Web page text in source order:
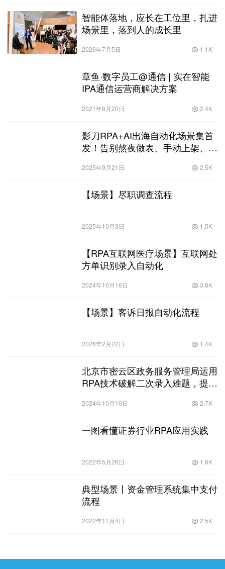
智能体落地，应长在工位里，扎进
场景里，落到人的成长里
2026年7月5日 1.1K
章鱼·数字员工@通信 | 实在智能
IPA通信运营商解决方案
2021年8月20日 2.4K
影刀RPA+AI出海自动化场景集首
发！告别熬夜做表、手动上架、广
2025年9月21日 2.5K
【场景】尽职调查流程
2025年10月3日 1.5K
【RPA互联网医疗场景】互联网处
方单识别录入自动化
2024年10月16日 3.8K
【场景】客诉日报自动化流程
2026年2月22日 1.4K
北京市密云区政务服务管理局运用
RPA技术破解二次录入难题，提高
2024年10月10日 2.7K
一图看懂证券行业RPA应用实践
2022年5月26日 1.6K
典型场景丨资金管理系统集中支付
流程
2022年11月4日 2.5K